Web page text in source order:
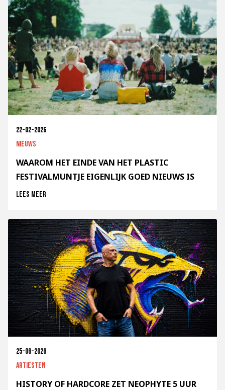
22-02-2026
Nieuws
WAAROM HET EINDE VAN HET PLASTIC
FESTIVALMUNTJE EIGENLIJK GOED NIEUWS IS
Lees meer
25-06-2026
Artiesten
HISTORY OF HARDCORE ZET NEOPHYTE 5 UUR